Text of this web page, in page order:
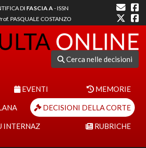
DI FASCIA A- ISSN
PASQUALE COSTANZO
Cerca nelle decisioni
EVENTI MEMORIE
DECISIONI DELLA CORTE
INTERNAZ RUBRICHE